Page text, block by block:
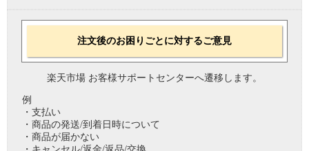
注文後のお困りごとに対するご意見
楽天市場 お客様サポートセンターへ遷移します。
例
・支払い
・商品の発送/到着日時について
・商品が届かない